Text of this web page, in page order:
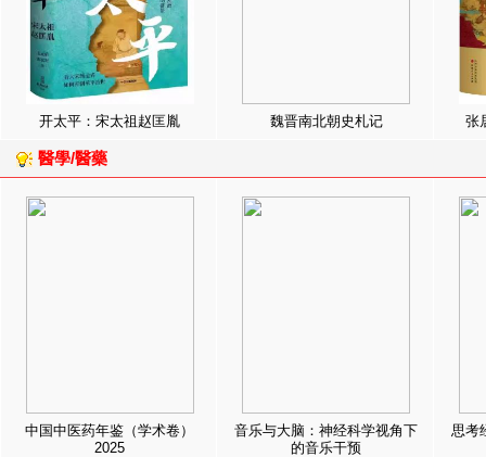
开太平：宋太祖赵匡胤 魏晋南北朝史札记 张
醫學/醫藥
中国中医药年鉴（学术卷）
2025
音乐与大脑：神经科学视角下
的音乐干预
思考